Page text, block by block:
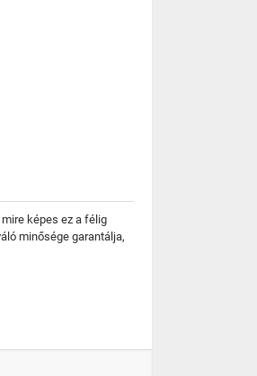
képes ez a félig
minősége garantálja,